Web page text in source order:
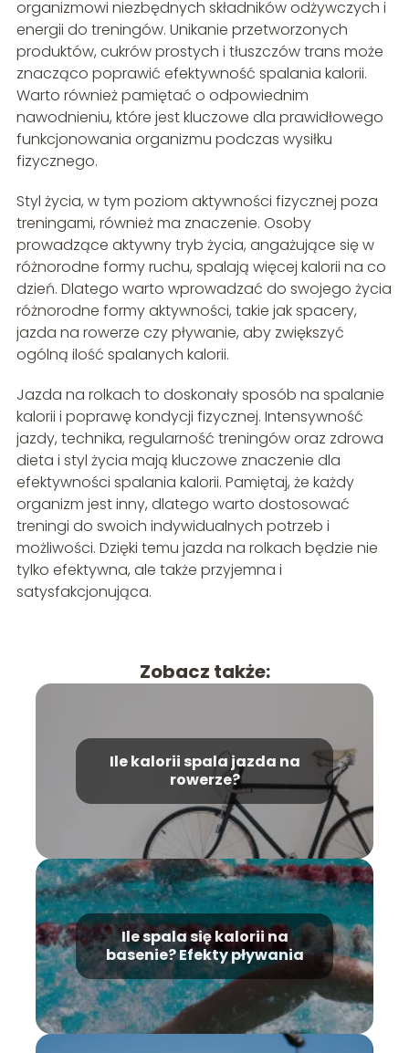
organizmowi niezbędnych składników odżywczych i
energii do treningów. Unikanie przetworzonych
produktów, cukrów prostych i tłuszczów trans może
znacząco poprawić efektywność spalania kalorii.
Warto również pamiętać o odpowiednim
nawodnieniu, które jest kluczowe dla prawidłowego
funkcjonowania organizmu podczas wysiłku
fizycznego.
Styl życia, w tym poziom aktywności fizycznej poza
treningami, również ma znaczenie. Osoby
prowadzące aktywny tryb życia, angażujące się w
różnorodne formy ruchu, spalają więcej kalorii na co
dzień. Dlatego warto wprowadzać do swojego życia
różnorodne formy aktywności, takie jak spacery,
jazda na rowerze czy pływanie, aby zwiększyć
ogólną ilość spalanych kalorii.
Jazda na rolkach to doskonały sposób na spalanie
kalorii i poprawę kondycji fizycznej. Intensywność
jazdy, technika, regularność treningów oraz zdrowa
dieta i styl życia mają kluczowe znaczenie dla
efektywności spalania kalorii. Pamiętaj, że każdy
organizm jest inny, dlatego warto dostosować
treningi do swoich indywidualnych potrzeb i
możliwości. Dzięki temu jazda na rolkach będzie nie
tylko efektywna, ale także przyjemna i
satysfakcjonująca.
Zobacz także:
Ile kalorii spala jazda na
rowerze?
Ile spala się kalorii na
basenie? Efekty pływania